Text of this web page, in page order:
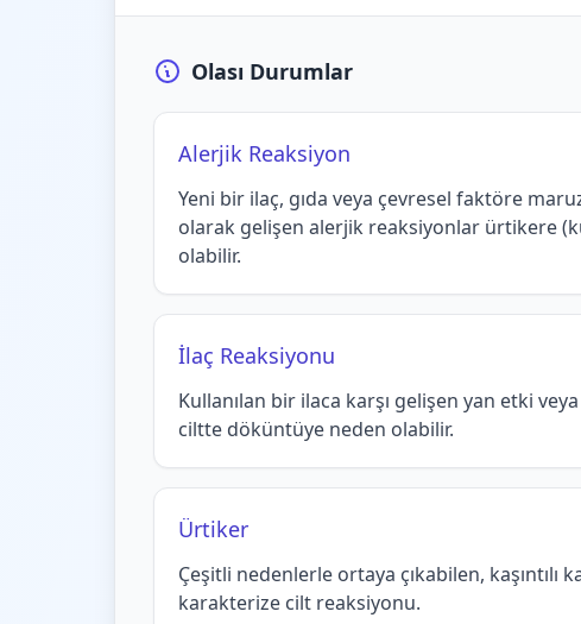
Olası Durumlar
Alerjik Reaksiyon
Yeni bir ilaç, gıda veya çevresel faktöre
olarak gelişen alerjik reaksiyonlar ürtikere
olabilir.
İlaç Reaksiyonu
Kullanılan bir ilaca karşı gelişen yan etki
ciltte döküntüye neden olabilir.
Ürtiker
Çeşitli nedenlerle ortaya çıkabilen, kaşıntılı
karakterize cilt reaksiyonu.